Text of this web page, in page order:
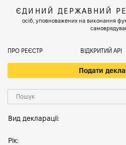
ЄДИНИЙ ДЕРЖАВНИЙ
осіб, уповноважених на виконання
ПРО РЕЄСТР ВІДКРИТИЙ АРІ
Подати
Вид декларації:
Рік: